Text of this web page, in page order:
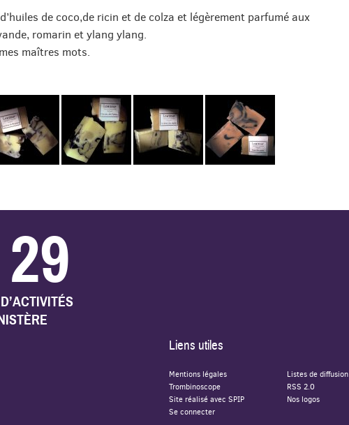
de coco,de ricin et de colza et légèrement parfumé aux
romarin et ylang ylang.
maîtres mots.
Liens utiles
Mentions légales
Listes de diffusion
Trombinoscope
RSS 2.0
Site réalisé avec SPIP
Nos logos
Se connecter